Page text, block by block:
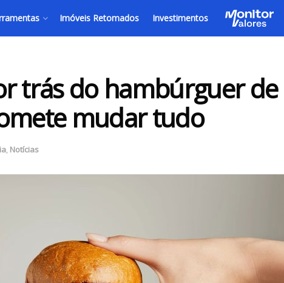
Imóveis Retomados Investimentos
trás do hambúrguer de
mudar tudo
, Notícias